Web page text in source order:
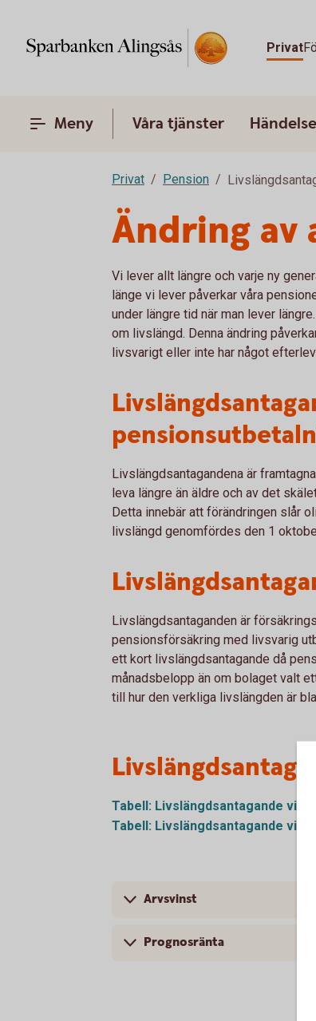
Privat
Meny Våra tjänster
Privat Pension
Ändring av
Vi lever allt längre och varje ny
länge vi lever påverkar våra
under längre tid när man lever
om livslängd. Denna ändring
livsvarigt eller inte har något
Livslängdsantagandena är
leva längre än äldre och av det
Detta innebär att förändringen slår
livslängd genomfördes den 1
Livslängdsantaganden är
pensionsförsäkring med livsvarig
ett kort livslängdsantagande då
månadsbelopp än om bolaget valt
till hur den verkliga livslängden är
Tabell: Livslängdsantagande vid
Tabell: Livslängdsantagande vid
Arvsvinst
Prognosränta